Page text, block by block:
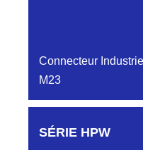
Connecteur Industriel
M23
Aucune pièce
le
SÉRIE HPW